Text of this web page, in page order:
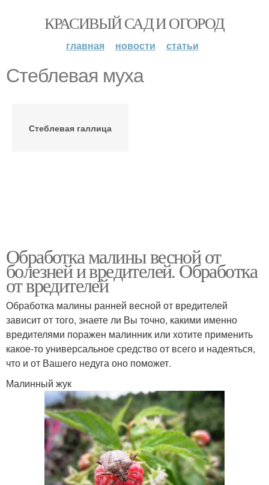
КРАСИВЫЙ САД И ОГОРОД
главная новости статьи
Стеблевая муха
Стеблевая галлица
Обработка малины весной от
болезней и вредителей. Обработка
от вредителей
Обработка малины ранней весной от вредителей
зависит от того, знаете ли Вы точно, какими именно
вредителями поражен малинник или хотите применить
какое-то универсальное средство от всего и надеяться,
что и от Вашего недуга оно поможет.
Малинный жук